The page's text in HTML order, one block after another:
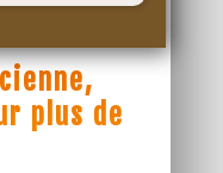
plus de